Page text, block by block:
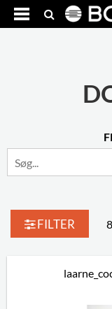
Download
Kontakt os
FILTER